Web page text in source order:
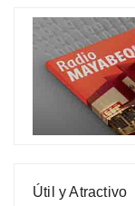
Útil y Atractivo